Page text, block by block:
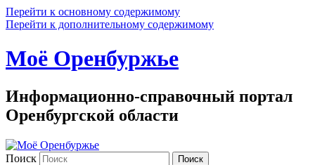
Перейти к основному содержимому
Перейти к дополнительному содержимому
Моё Оренбуржье
Информационно-справочный портал
Оренбургской области
Поиск